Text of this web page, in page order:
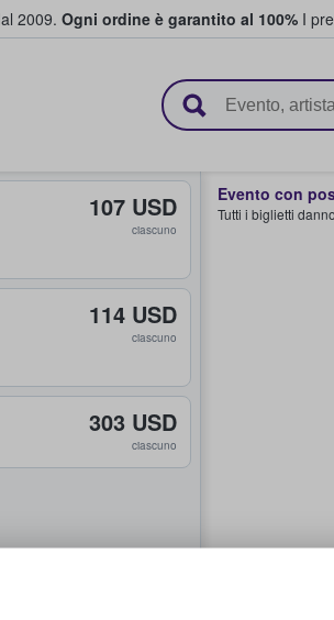
2009. Ogni ordine è garantito al 100% I
biglietti
107 USD
ciascuno
114 USD
ciascuno
303 USD
ciascuno
Evento con
Tutti i biglietti